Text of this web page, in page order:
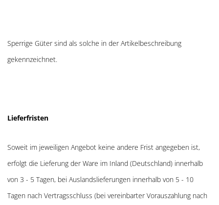
Sperrige Güter sind als solche in der Artikelbeschreibung
gekennzeichnet.
Lieferfristen
Soweit im jeweiligen Angebot keine andere Frist angegeben ist,
erfolgt die Lieferung der Ware im Inland (Deutschland) innerhalb
von 3 - 5 Tagen, bei Auslandslieferungen innerhalb von 5 - 10
Tagen nach Vertragsschluss (bei vereinbarter Vorauszahlung nach